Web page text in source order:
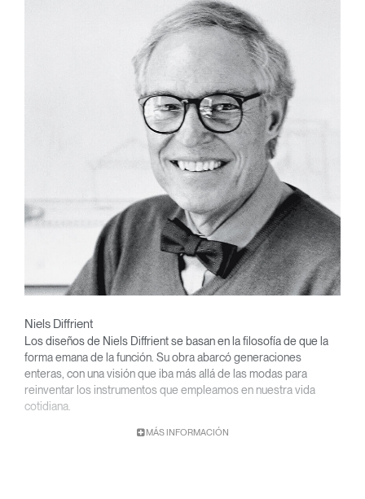
Niels Diffrient
Los diseños de Niels Diffrient se basan en la filosofía de que la
forma emana de la función. Su obra abarcó generaciones
enteras, con una visión que iba más allá de las modas para
reinventar los instrumentos que empleamos en nuestra vida
cotidiana.
Con una base académica en diseño y arquitectura y una titulación
MÁS INFORMACIÓN